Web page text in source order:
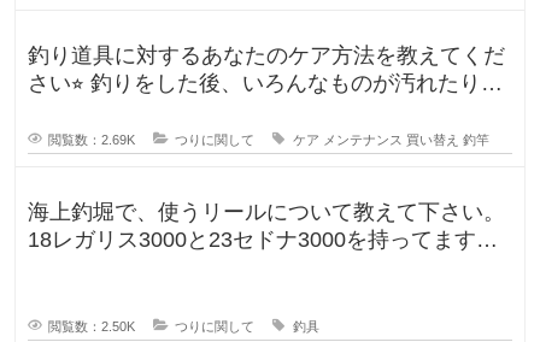
釣り道具に対するあなたのケア方法を教えてくだ
さい⭐︎ 釣りをした後、いろんなものが汚れたりし
閲覧数：2.69K つりに関して ケア メンテナンス 買い替え 釣竿
海上釣堀で、使うリールについて教えて下さい。
18レガリス3000と23セドナ3000を持ってます。
閲覧数：2.50K つりに関して 釣具